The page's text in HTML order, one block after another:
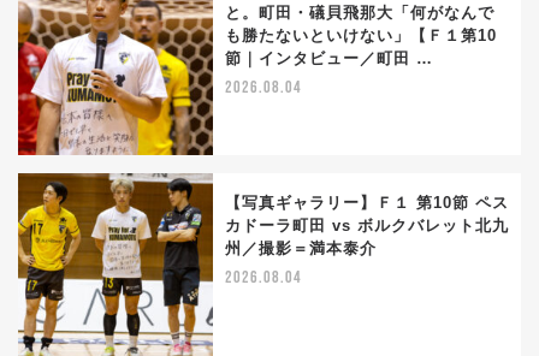
と。町田・礒貝飛那大「何がなんで
も勝たないといけない」【Ｆ１第10
節｜インタビュー／町田 …
2026.08.04
【写真ギャラリー】Ｆ１ 第10節 ペス
カドーラ町田 vs ボルクバレット北九
州／撮影＝満本泰介
2026.08.04